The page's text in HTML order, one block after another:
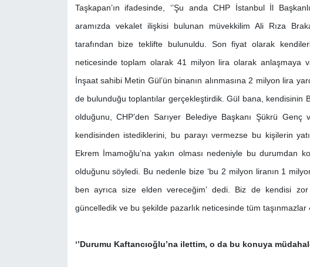
Taşkapan’ın ifadesinde, ‘’Şu anda CHP İstanbul İl
aramızda vekalet ilişkisi bulunan müvekkilim Ali Rıza
tarafından bize teklifte bulunuldu. Son fiyat olarak
neticesinde toplam olarak 41 milyon lira olarak anlaşmaya
İnşaat sahibi Metin Gül’ün binanın alınmasına 2 milyon lira
de bulunduğu toplantılar gerçekleştirdik. Gül bana, kendisinin
olduğunu, CHP’den Sarıyer Belediye Başkanı Şükrü
kendisinden istediklerini, bu parayı vermezse bu kişilerin
Ekrem İmamoğlu’na yakın olması nedeniyle bu durumdan
olduğunu söyledi. Bu nedenle bize ‘bu 2 milyon liranın 1
ben ayrıca size elden vereceğim’ dedi. Biz de kendisi
güncelledik ve bu şekilde pazarlık neticesinde tüm taşınmazlar
‘’Durumu Kaftancıoğlu’na ilettim, o da bu konuya